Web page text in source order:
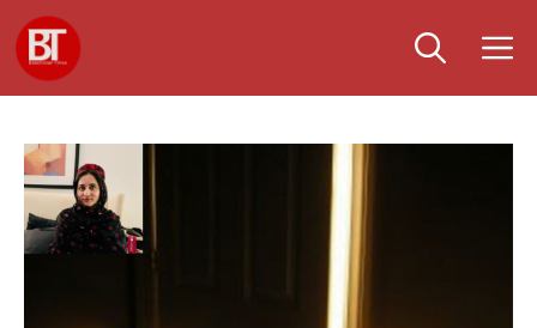
Skip
to
content